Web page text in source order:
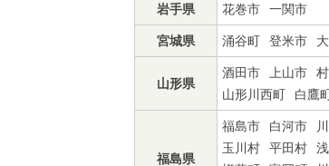
岩手県 花巻市 一関市
宮城県 涌谷町 登米市
山形県
酒田市 上山市
山形川西町
白鷹
福島県
福島市 白河市
玉川村
平田村